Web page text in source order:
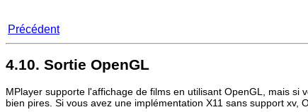
Précédent
4.10. Sortie OpenGL
MPlayer supporte l'affichage de films en utilisant OpenGL, mais si
bien pires. Si vous avez une implémentation X11 sans support xv,